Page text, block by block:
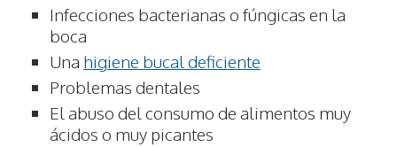
Infecciones bacterianas o fúngicas en la
boca
Una higiene bucal deficiente
Problemas dentales
El abuso del consumo de alimentos muy
ácidos o muy picantes